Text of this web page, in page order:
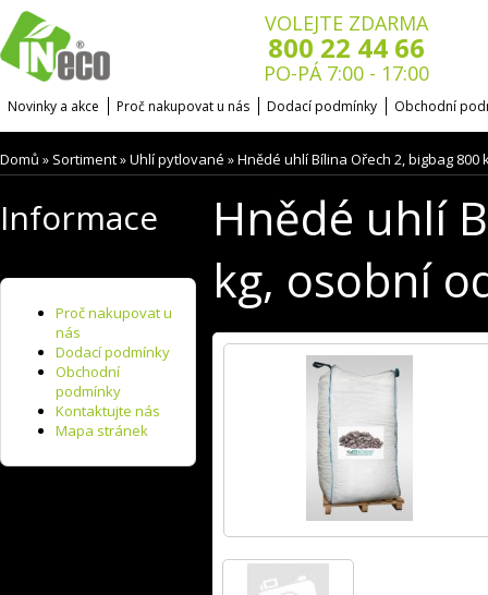
VOLEJTE ZDARMA
800 22 44 66
PO-PÁ 7:00 - 17:00
Novinky a akce Proč nakupovat u nás Dodací podmínky Obchodní
Domů » Sortiment»Uhlí pytlované »Hnědé uhlí Bílina Ořech 2, bigbag 800
Informace
Proč nakupovat u
nás
Dodací podmínky
Obchodní
podmínky
Kontaktujte nás
Mapa stránek
Hnědé uhlí
kg, osobní